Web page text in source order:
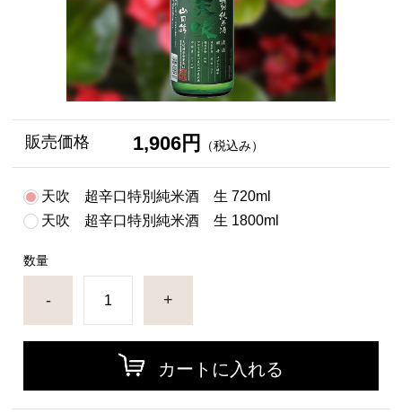
販売価格 1,906円 （税込み）
天吹 超辛口特別純米酒 生 720ml
天吹 超辛口特別純米酒 生 1800ml
数量
- +
カートに入れる